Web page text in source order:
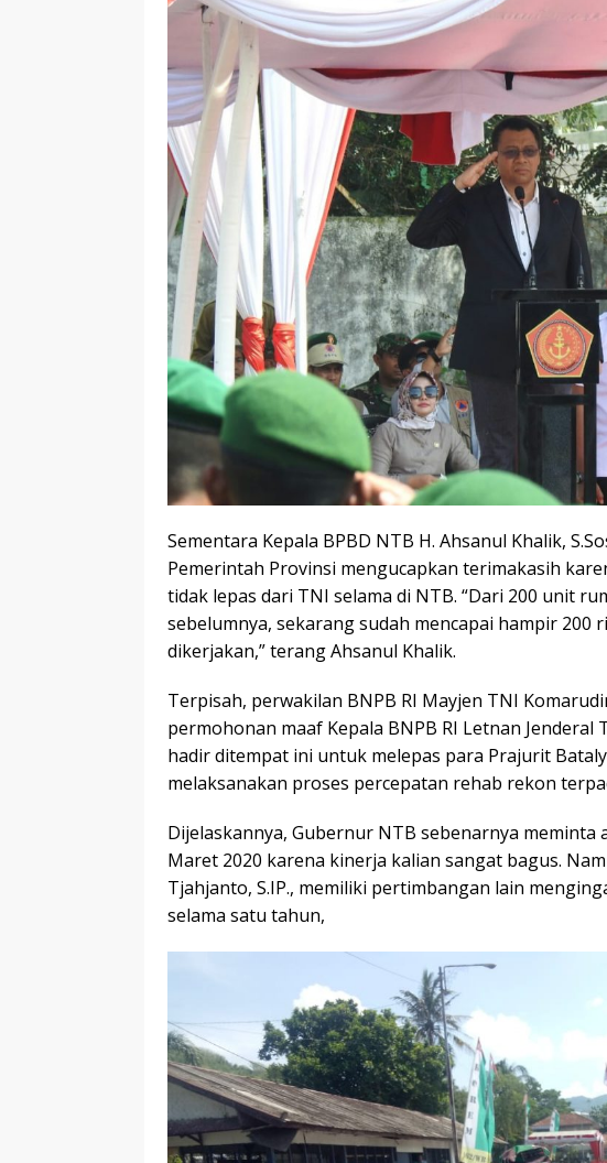
Sementara Kepala BPBD NTB H. Ahsanul Khalik,
Pemerintah Provinsi mengucapkan terimakasih
tidak lepas dari TNI selama di NTB. “Dari 200 unit
sebelumnya, sekarang sudah mencapai hampir 200
dikerjakan,” terang Ahsanul Khalik.
Terpisah, perwakilan BNPB RI Mayjen TNI
permohonan maaf Kepala BNPB RI Letnan
hadir ditempat ini untuk melepas para Prajurit
melaksanakan proses percepatan rehab rekon
Dijelaskannya, Gubernur NTB sebenarnya meminta
Maret 2020 karena kinerja kalian sangat bagus.
Tjahjanto, S.IP., memiliki pertimbangan lain
selama satu tahun,